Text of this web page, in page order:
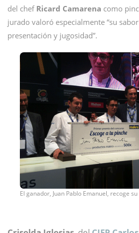
del chef Ricard Camarena como
jurado valoró especialmente “su
presentación y jugosidad”.
El ganador, Juan Pablo Emanuel, recoge